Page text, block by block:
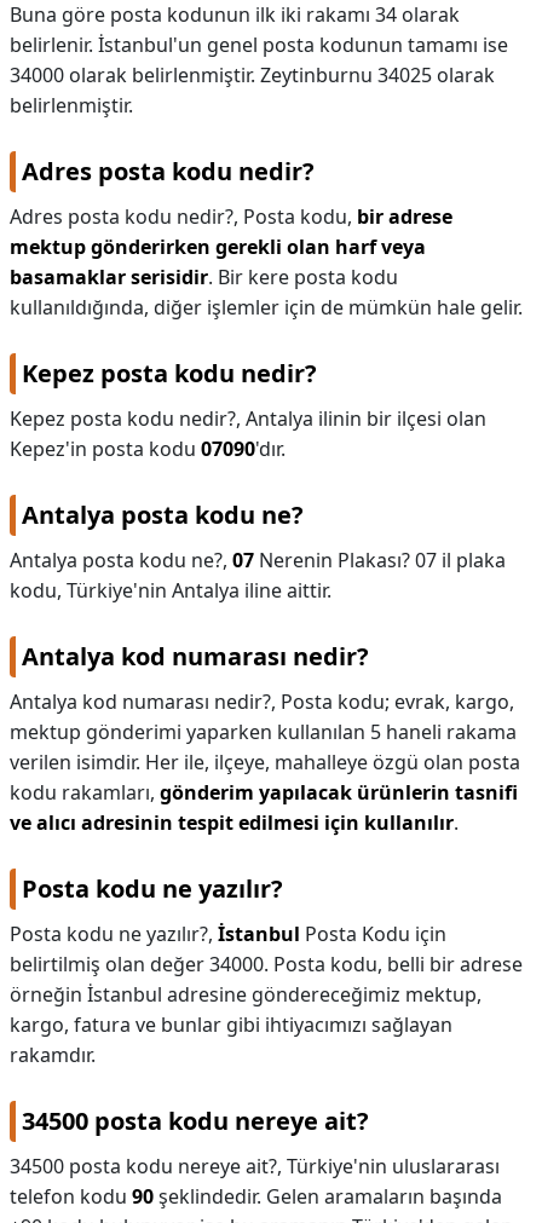
Buna göre posta kodunun ilk iki rakamı 34 olarak
belirlenir. İstanbul'un genel posta kodunun tamamı ise
34000 olarak belirlenmiştir. Zeytinburnu 34025 olarak
belirlenmiştir.
Adres posta kodu nedir?
Adres posta kodu nedir?, Posta kodu, bir adrese
mektup gönderirken gerekli olan harf veya
basamaklar serisidir. Bir kere posta kodu
kullanıldığında, diğer işlemler için de mümkün hale gelir.
Kepez posta kodu nedir?
Kepez posta kodu nedir?, Antalya ilinin bir ilçesi olan
Kepez'in posta kodu 07090'dır.
Antalya posta kodu ne?
Antalya posta kodu ne?, 07 Nerenin Plakası? 07 il plaka
kodu, Türkiye'nin Antalya iline aittir.
Antalya kod numarası nedir?
Antalya kod numarası nedir?, Posta kodu; evrak, kargo,
mektup gönderimi yaparken kullanılan 5 haneli rakama
verilen isimdir. Her ile, ilçeye, mahalleye özgü olan posta
kodu rakamları, gönderim yapılacak ürünlerin tasnifi
ve alıcı adresinin tespit edilmesi için kullanılır.
Posta kodu ne yazılır?
Posta kodu ne yazılır?, İstanbul Posta Kodu için
belirtilmiş olan değer 34000. Posta kodu, belli bir adrese
örneğin İstanbul adresine göndereceğimiz mektup,
kargo, fatura ve bunlar gibi ihtiyacımızı sağlayan
rakamdır.
34500 posta kodu nereye ait?
34500 posta kodu nereye ait?, Türkiye'nin uluslararası
telefon kodu 90şeklindedir. Gelen aramaların başında